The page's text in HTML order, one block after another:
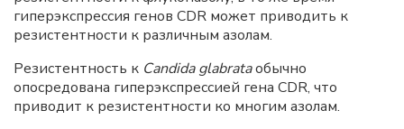
гиперэкспрессия генов CDR может приводить к
резистентности к различным азолам.
Резистентность к Candidaglabrataобычно
опосредована гиперэкспрессией гена CDR, что
приводит к резистентности ко многим азолам.